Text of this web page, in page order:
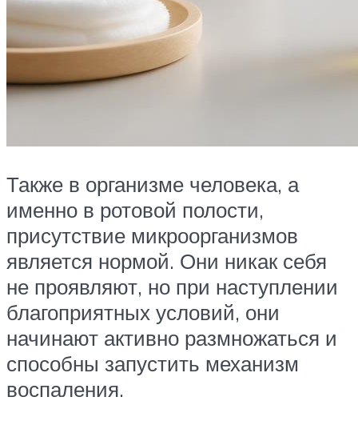
Также в организме человека, а
именно в ротовой полости,
присутствие микроорганизмов
является нормой. Они никак себя
не проявляют, но при наступлении
благоприятных условий, они
начинают активно размножаться и
способны запустить механизм
воспаления.